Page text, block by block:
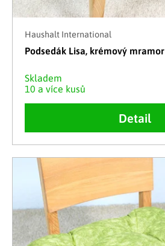
Haushalt International
Podsedák Lisa, krémový mramor
Skladem
10 a více kusů
Detail